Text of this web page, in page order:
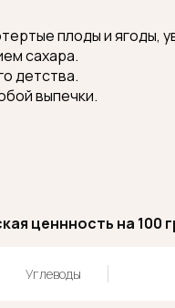
плоды и ягоды,
сахара.
детства.
выпечки.
ценнность на 100
Углеводы